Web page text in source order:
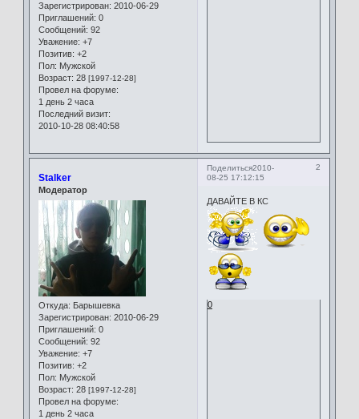
Зарегистрирован: 2010-06-29
Приглашений: 0
Сообщений: 92
Уважение: +7
Позитив: +2
Пол: Мужской
Возраст: 28 [1997-12-28]
Провел на форуме:
1 день 2 часа
Последний визит:
2010-10-28 08:40:58
Поделиться 2
2010-
08-25 17:12:15
Stalker
Модератор
Откуда: Барышевка
Зарегистрирован: 2010-06-29
Приглашений: 0
Сообщений: 92
Уважение: +7
Позитив: +2
Пол: Мужской
Возраст: 28 [1997-12-28]
Провел на форуме:
1 день 2 часа
ДАВАЙТЕ В КС
0